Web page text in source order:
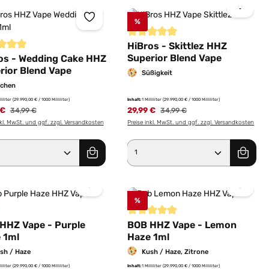
benutze die Schaltflächen um die
Wert ein oder benutze die
Bewertung von 5 von 5 Sternen
- Wedding Cake HHZ
Blend Vape
(29.990,00 € / 1000 Milliliter)
Regulärer Preis:
34,99 €
MwSt. und ggf. zzgl. Versandkosten
Anzahl: Gib den gewünschten
%
Durchschnittliche Bewertung von 5
HiBros - Skittlez HHZ
Superior Blend Vape
Süßigkeit
Inhalt:1 Milliliter(29.990,00 € / 1000 Milliliter)
29,99 € Regulärer Preis:
34,99 €
Preise inkl. MwSt. und ggf. zzgl. Versandkosten
Produkt Anzahl: Gib
Vape - Purple
1ml
/ Haze
(29.990,00 € / 1000 Milliliter)
%
Durchschnittliche Bewertung von 5
BOB HHZ Vape - Lemon
Haze 1ml
Kush / Haze, Zitrone
Inhalt:1 Milliliter(29.990,00 € / 1000 Milliliter)